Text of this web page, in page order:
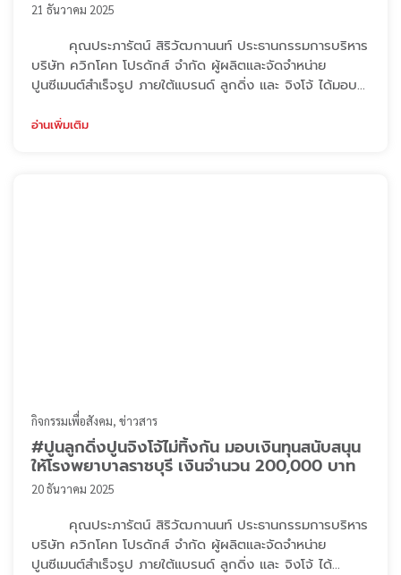
21 ธันวาคม 2025
คุณประภารัตน์ สิริวัฒกานนท์ ประธานกรรมการบริหาร
บริษัท ควิกโคท โปรดักส์ จำกัด ผู้ผลิตและจัดจำหน่าย
ปูนซีเมนต์สำเร็จรูป ภายใต้แบรนด์ ลูกดิ่ง และ จิงโจ้ ได้มอบ
ฐานะศิษย์เก่าของโรงเรียน เป็นจำนวนเงิน 100,000 บาท
อ่านเพิ่มเติม
กิจกรรมเพื่อสังคม ข่าวสาร
#ปูนลูกดิ่งปูนจิงโจ้ไม่ทิ้งกัน มอบเงินทุนสนับสนุน
ให้โรงพยาบาลราชบุรี เงินจำนวน 200,000 บาท
20 ธันวาคม 2025
คุณประภารัตน์ สิริวัฒกานนท์ ประธานกรรมการบริหาร
บริษัท ควิกโคท โปรดักส์ จำกัด ผู้ผลิตและจัดจำหน่าย
ปูนซีเมนต์สำเร็จรูป ภายใต้แบรนด์ ลูกดิ่ง และ จิงโจ้ ได้